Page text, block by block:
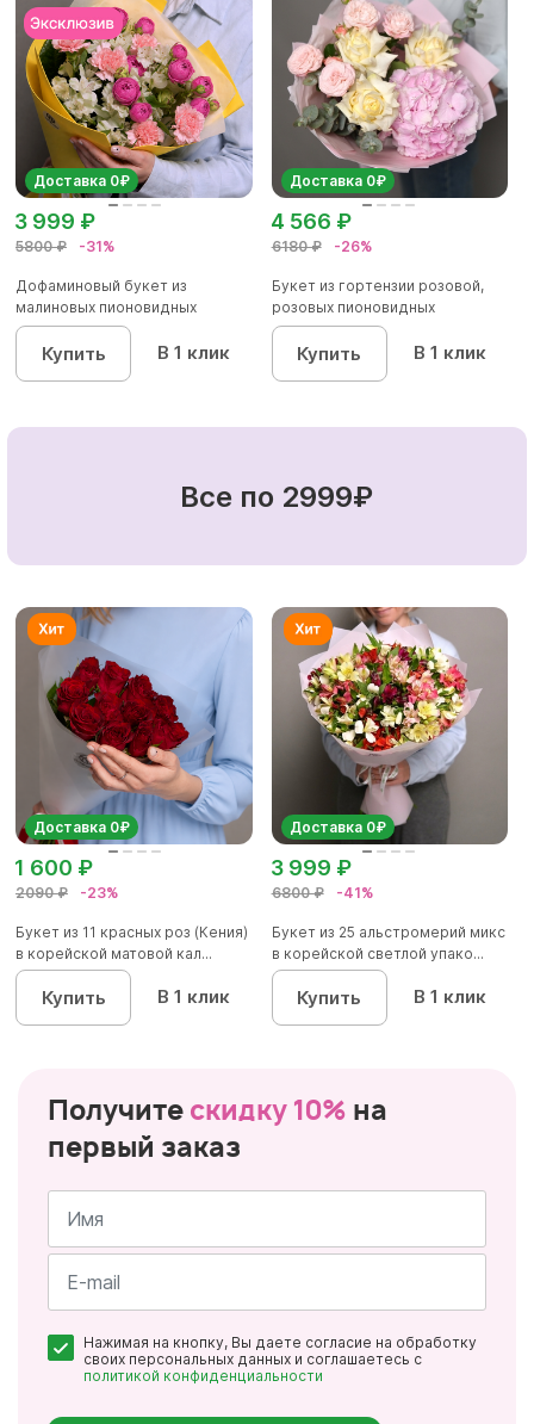
Доставка 0₽
5800 ₽ -31%
3 999 ₽
Дофаминовый букет из
малиновых пионовидных
кустовых роз...
Купить В 1 клик
Доставка 0₽
6180 ₽ -26%
4 566 ₽
Букет из гортензии розовой,
розовых пионовидных
кустовы...
Купить В 1 клик
Все по 2999₽
Доставка 0₽
2090 ₽ -23%
1 600 ₽
Букет из 11 красных роз (Кения)
в корейской матовой кал...
Купить В 1 клик
Доставка 0₽
6800 ₽ -41%
3 999 ₽
Букет из 25 альстромерий микс
в корейской светлой упако...
Купить В 1 клик
Получите скидку 10% на
первый заказ
Имя
*
Нажимая на кнопку, Вы даете согласие на обработку
своих персональных данных и соглашаетесь с
политикой конфиденциальности